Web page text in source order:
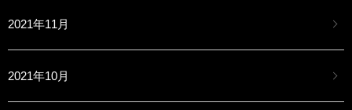
2021年11月
2021年10月